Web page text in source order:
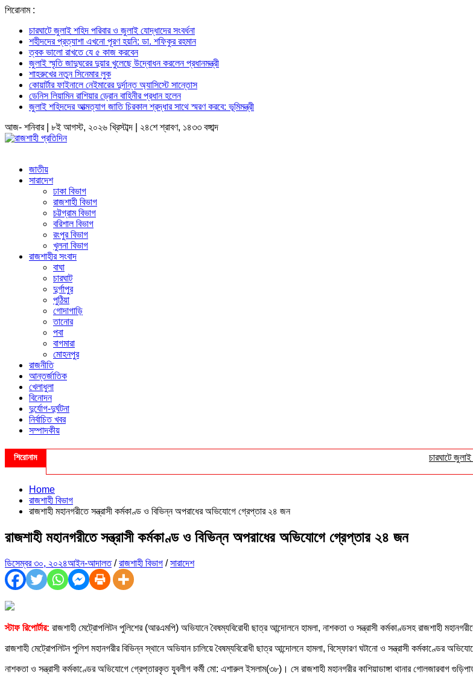
শিরোনাম :
চারঘাটে জুলাই শহিদ পরিবার ও জুলাই যোদ্ধাদের সংবর্ধনা
শহীদদের প্রত্যাশা এখনো পূরণ হয়নি: ডা. শফিকুর রহমান
ত্বক ভালো রাখতে যে ৫ কাজ করবেন
জুলাই স্মৃতি জাদুঘরের দুয়ার খুলেছে উদ্বোধন করলেন প্রধানমন্ত্রী
শাহরুখের নতুন সিনেমার লুক
কোয়ার্টার ফাইনালে নেইমারের দুর্দান্ত অ্যাসিস্টে সান্তোস
ডেনিস লিয়ামিন রাশিয়ার ড্রোন বাহিনীর প্রধান হলেন
জুলাই শহিদদের আত্মত্যাগ জাতি চিরকাল শ্রদ্ধার সাথে স্মরণ করবে: ভূমিমন্ত্রী
আজ- শনিবার | ৮ই আগস্ট, ২০২৬ খ্রিস্টাব্দ | ২৪শে শ্রাবণ, ১৪৩৩ বঙ্গাব্দ
জাতীয়
সারাদেশ
ঢাকা বিভাগ
রাজশাহী বিভাগ
চট্টগ্রাম বিভাগ
বরিশাল বিভাগ
রংপুর বিভাগ
খুলনা বিভাগ
রাজশাহীর সংবাদ
বাঘা
চারঘাট
দুর্গাপুর
পুঠিয়া
গোদাগাড়ি
তানোর
পবা
বাগমারা
মোহনপুর
রাজনীতি
আন্তর্জাতিক
খেলাধুলা
বিনোদন
দুর্যোগ-দুর্ঘটনা
নির্বাচিত খবর
সম্পাদকীয়
শিরোনাম চারঘাটে জুলাই
Home
রাজশাহী বিভাগ
রাজশাহী মহানগরীতে সন্ত্রাসী কর্মকাণ্ড ও বিভিন্ন অপরাধের অভিযোগে গ্রেপ্তার ২৪ জন
রাজশাহী মহানগরীতে সন্ত্রাসী কর্মকাণ্ড ও বিভিন্ন অপরাধের অভিযোগে গ্রেপ্তার ২৪ জন
ডিসেম্বর ৩০, ২০২৪আইন-আদালত/রাজশাহী বিভাগ /সারাদেশ
স্টাফ রিপোর্টার: রাজশাহী মেট্রোপলিটন পুলিশের (আরএমপি) অভিযানে বৈষম্যবিরোধী ছাত্র আন্দোলনে হামলা, নাশকতা ও সন্ত্রাসী কর্মকাণ্ডসহ রাজশাহী
রাজশাহী মেট্রোপলিটন পুলিশ মহানগরীর বিভিন্ন স্থানে অভিযান চালিয়ে বৈষম্যবিরোধী ছাত্র আন্দোলনে হামলা, বিস্ফোরণ ঘটানো ও সন্ত্রাসী
নাশকতা ও সন্ত্রাসী কর্মকাণ্ডের অভিযোগে গ্রেপ্তারকৃত যুবলীগ কর্মী মো: এশারুল ইসলাম(৩৮)। সে রাজশাহী মহানগরীর কাশিয়াডাঙ্গা থানার গোলজারবাগ